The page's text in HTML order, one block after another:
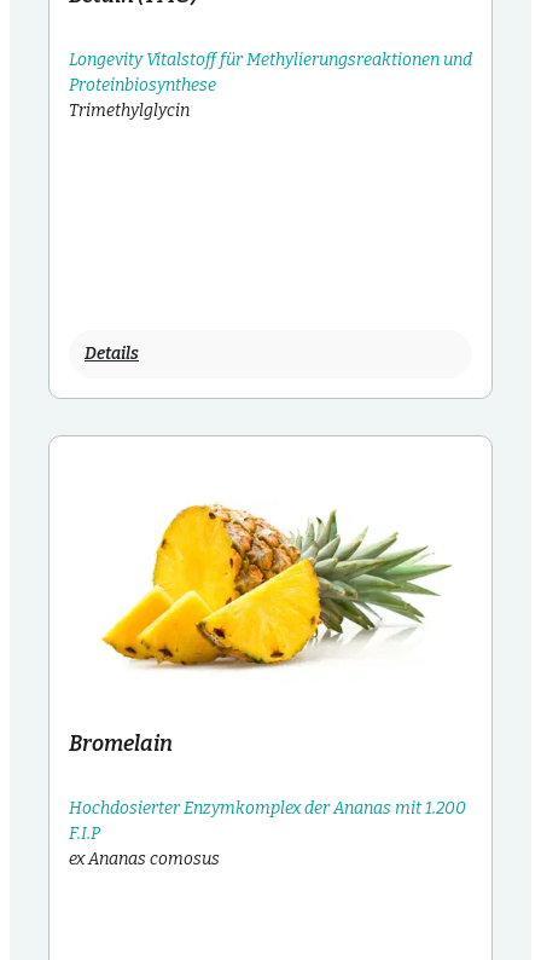
Longevity Vitalstoff für Methylierungsreaktionen und
Proteinbiosynthese
Trimethylglycin
Details
Bromelain
Hochdosierter Enzymkomplex der Ananas mit 1.200
F.I.P
ex Ananas comosus